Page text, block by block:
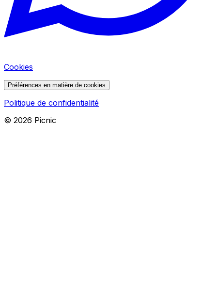
Cookies
Préférences en matière de cookies
Politique de confidentialité
© 2026 Picnic